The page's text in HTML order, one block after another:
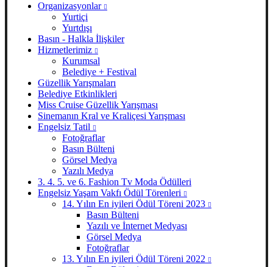
Organizasyonlar
Yurtiçi
Yurtdışı
Basın - Halkla İlişkiler
Hizmetlerimiz
Kurumsal
Belediye + Festival
Güzellik Yarışmaları
Belediye Etkinlikleri
Miss Cruise Güzellik Yarışması
Sinemanın Kral ve Kraliçesi Yarışması
Engelsiz Tatil
Fotoğraflar
Basın Bülteni
Görsel Medya
Yazılı Medya
3. 4. 5. ve 6. Fashion Tv Moda Ödülleri
Engelsiz Yaşam Vakfı Ödül Törenleri
14. Yılın En iyileri Ödül Töreni 2023
Basın Bülteni
Yazılı ve İnternet Medyası
Görsel Medya
Fotoğraflar
13. Yılın En iyileri Ödül Töreni 2022